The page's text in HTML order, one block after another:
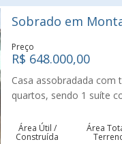
Sobrado em
Preço
R$ 648.000,00
Casa assobradada com
quartos, sendo 1 suíte
banheiros, área da
automático, garagem
Área Útil /
Construída
Área